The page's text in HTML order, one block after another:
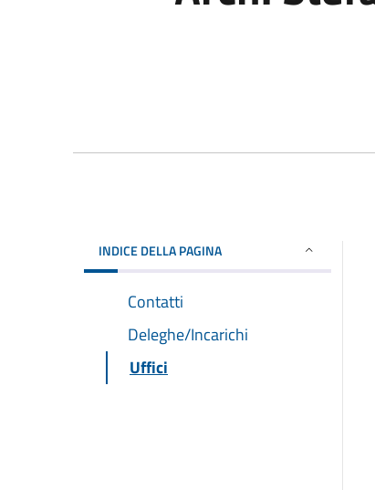
INDICE DELLA PAGINA
Contatti
Deleghe/Incarichi
Uffici